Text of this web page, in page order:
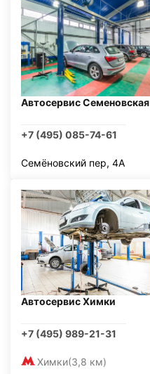
Автосервис Семеновская
+7 (495) 085-74-61
Семёновский пер, 4А
Автосервис Химки
+7 (495) 989-21-31
Химки(3,8 км)